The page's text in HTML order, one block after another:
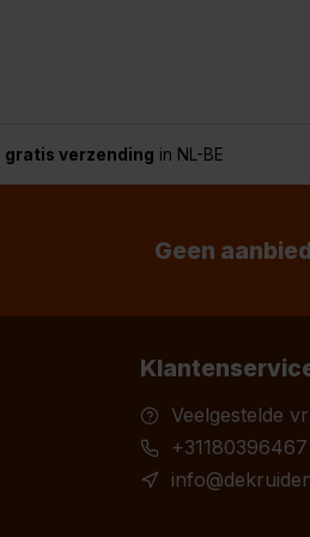
gratis verzending in NL-BE
Geen
Veelgestelde
+31180396467